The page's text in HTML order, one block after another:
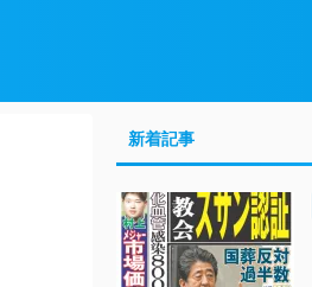
新着記事